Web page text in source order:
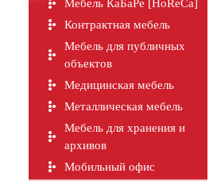
Мебель КаБаРе [HoReCa]
Контрактная мебель
Мебель для публичных
объектов
Медицинская мебель
Металлическая мебель
Мебель для хранения и
архивов
Мобильный офис